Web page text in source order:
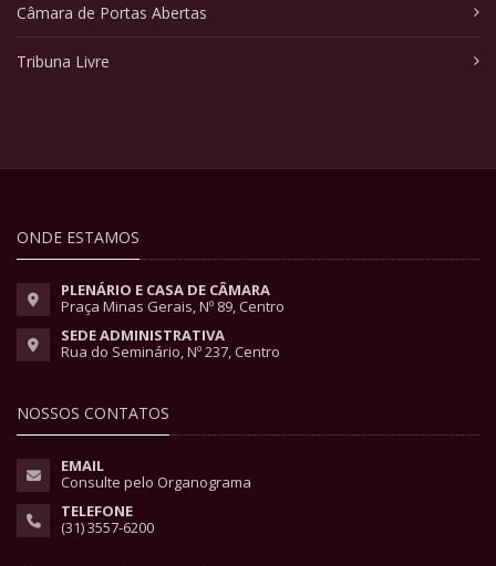
Câmara de Portas Abertas
Tribuna Livre
ONDE ESTAMOS
PLENÁRIO E CASA DE CÂMARA
Praça Minas Gerais, Nº 89, Centro
SEDE ADMINISTRATIVA
Rua do Seminário, Nº 237, Centro
NOSSOS CONTATOS
EMAIL
Consulte pelo Organograma
TELEFONE
(31) 3557-6200